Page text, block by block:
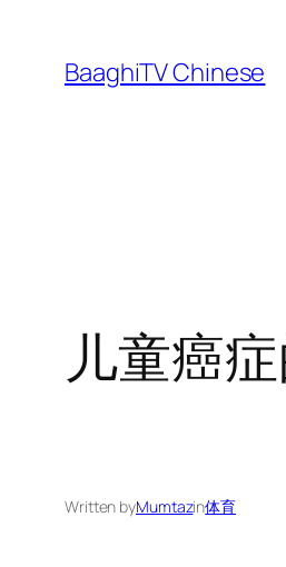
content
BaaghiTV Chinese
儿童癌
Written byMumtazin体育